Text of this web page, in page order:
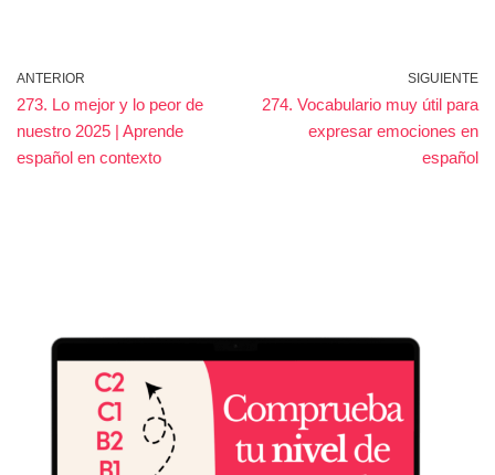
ANTERIOR
273. Lo mejor y lo peor de
nuestro 2025 | Aprende
español en contexto
SIGUIENTE
274. Vocabulario muy útil para
expresar emociones en
español